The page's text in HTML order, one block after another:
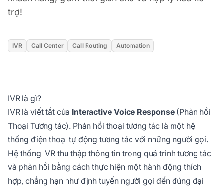
trợ!
IVR Call Center Call Routing Automation
IVR là gì?
IVR là viết tắt của Interactive Voice Response (Phản hồi
Thoại Tương tác). Phản hồi thoại tương tác là một hệ
thống điện thoại tự động tương tác với những người gọi.
Hệ thống IVR thu thập thông tin trong quá trình tương tác
và phản hồi bằng cách thực hiện một hành động thích
hợp, chẳng hạn như định tuyến người gọi đến đúng đại